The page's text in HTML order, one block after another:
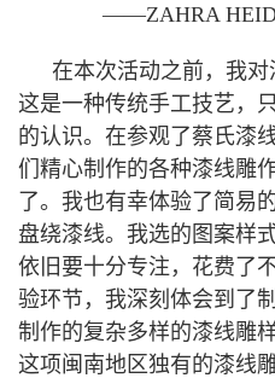
——ZAHRA
在本次活动之前，我
这是一种传统手工技艺，
的认识。在参观了蔡氏漆
们精心制作的各种漆线雕
了。我也有幸体验了简
盘绕漆线。我选的图案样
依旧要十分专注，花费了
验环节，我深刻体会到了
制作的复杂多样的漆线雕
这项闽南地区独有的漆线